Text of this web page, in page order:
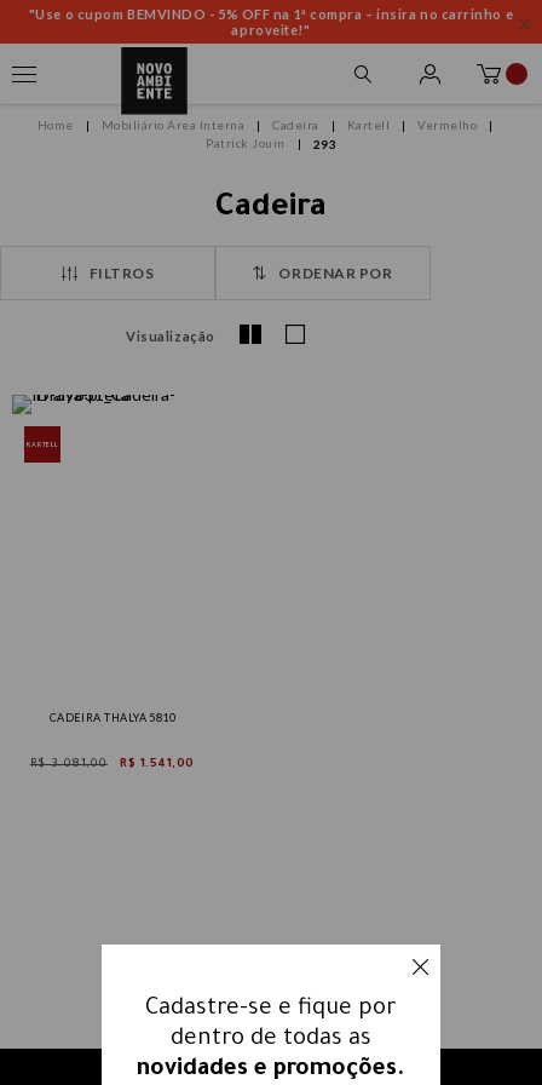
"Use o cupom BEMVINDO - 5% OFF na 1ª compra – insira no carrinho e
aproveite!"
Mobiliário Área Interna Cadeira Kartell
Vermelho
Patrick Jouin
293
Cadeira
FILTROS ORDENAR POR
Visualização
CADEIRA THALYA 5810
R$ 3.081,00 R$ 1.541,00
KARTELL
Cadastre-se e fique por
dentro de todas as
novidades e promoções.